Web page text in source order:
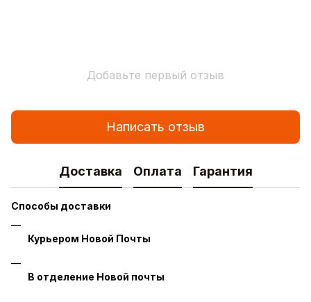
Добавьте первый отзыв
Написать отзыв
Доставка Оплата Гарантия
Способы доставки
Курьером Новой Почты
В отделение Новой почты